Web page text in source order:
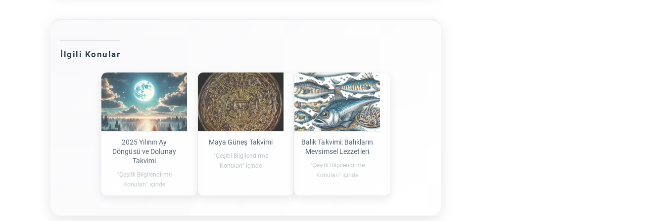
İlgili Konular
2025 Yılının Ay
Döngüsü ve Dolunay
Takvimi
"Çeşitli Bilgilendirme
Konuları" içinde
Maya Güneş Takvimi
"Çeşitli Bilgilendirme
Konuları" içinde
Balık Takvimi: Balıkların
Mevsimsel Lezzetleri
"Çeşitli Bilgilendirme
Konuları" içinde